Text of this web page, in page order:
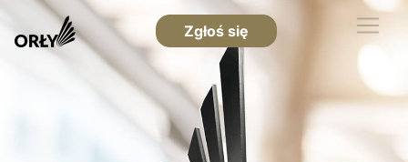
Zgłoś się